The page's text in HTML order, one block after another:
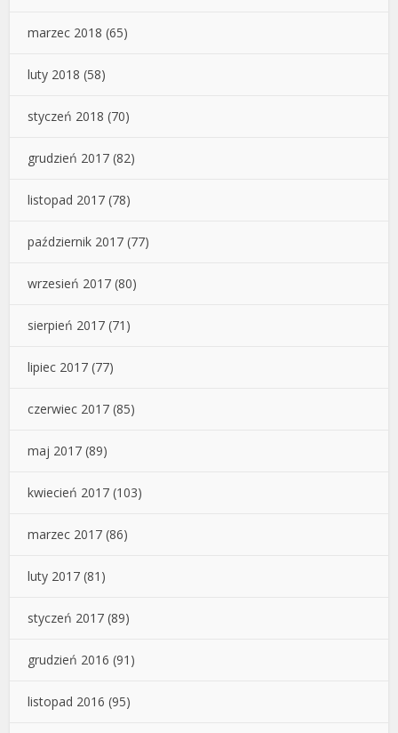
marzec 2018 (65)
luty 2018 (58)
styczeń 2018 (70)
grudzień 2017 (82)
listopad 2017 (78)
październik 2017 (77)
wrzesień 2017 (80)
sierpień 2017 (71)
lipiec 2017 (77)
czerwiec 2017 (85)
maj 2017 (89)
kwiecień 2017 (103)
marzec 2017 (86)
luty 2017 (81)
styczeń 2017 (89)
grudzień 2016 (91)
listopad 2016 (95)